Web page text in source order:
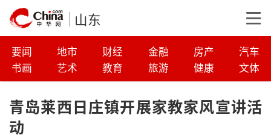
山东
要闻 地市 财经 金融 房产
汽车
书画
艺术 教育 旅游 健康 文体
青岛莱西日庄镇开展家教家风宣讲活
动